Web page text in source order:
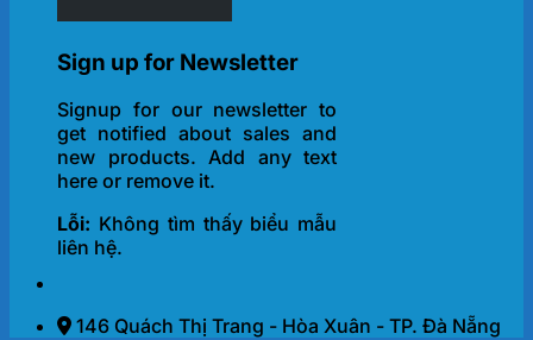
Sign up for Newsletter
Signup for our newsletter to
get notified about sales and
new products. Add any text
here or remove it.
Lỗi: Không tìm thấy biểu mẫu
liên hệ.
146 Quách Thị Trang - Hòa Xuân - TP. Đà Nẵng